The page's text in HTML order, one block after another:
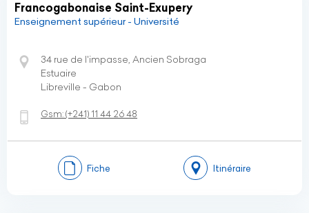
Francogabonaise Saint-Exupery
Enseignement supérieur - Université
34 rue de l'impasse, Ancien Sobraga
Estuaire
Libreville - Gabon
Gsm:(+241) 11 44 26 48
Fiche Itinéraire